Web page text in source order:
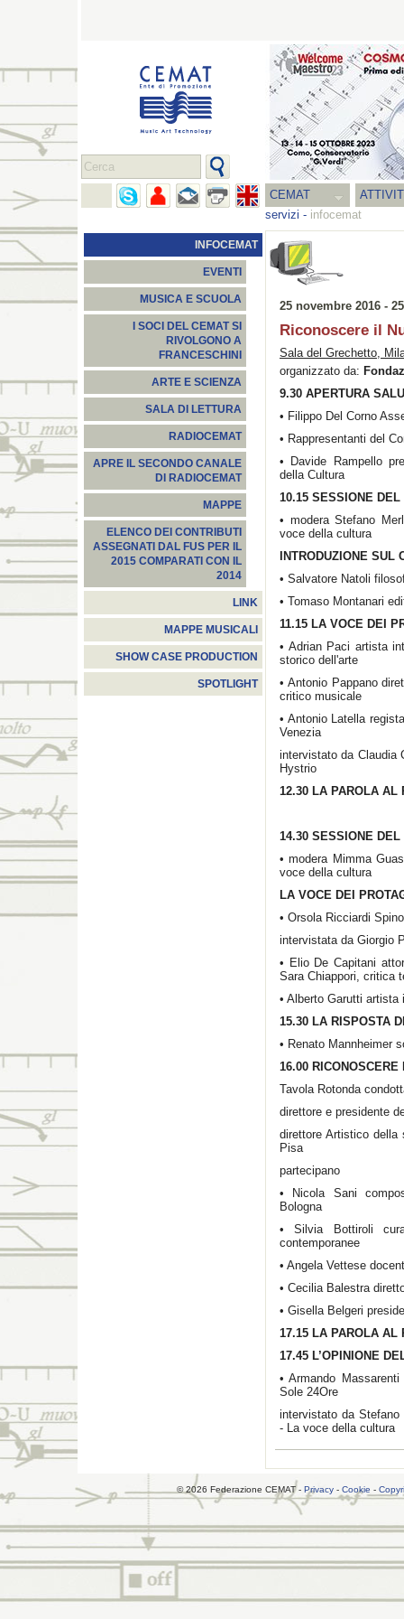
CEMAT
servizi - infocemat
INFOCEMAT
EVENTI
MUSICA E SCUOLA
I SOCI DEL CEMAT SI
RIVOLGONO A
FRANCESCHINI
ARTE E SCIENZA
SALA DI LETTURA
RADIOCEMAT
APRE IL SECONDO CANALE
DI RADIOCEMAT
MAPPE
ELENCO DEI CONTRIBUTI
ASSEGNATI DAL FUS PER IL
2015 COMPARATI CON IL
2014
LINK
MAPPE MUSICALI
SHOW CASE PRODUCTION
SPOTLIGHT
25 novembre 2016 -
Riconoscere il
Sala del Grechetto,
organizzato da:
9.30 APERTURA
• Filippo Del Corno
• Rappresentanti del
• Davide Rampello
della Cultura
10.15 SESSIONE DEL
• modera Stefano
voce della cultura
INTRODUZIONE SUL
• Salvatore Natoli
• Tomaso Montanari
11.15 LA VOCE DEI
• Adrian Paci artista
storico dell'arte
• Antonio Pappano
critico musicale
• Antonio Latella
Venezia
intervistato da Claudia
Hystrio
12.30 LA PAROLA AL
14.30 SESSIONE DEL
• modera Mimma
voce della cultura
LA VOCE DEI
• Orsola Ricciardi
intervistata da Giorgio
• Elio De Capitani
Sara Chiappori, critica
• Alberto Garutti
15.30 LA RISPOSTA
• Renato Mannheimer
16.00 RICONOSCERE
Tavola Rotonda
direttore e presidente
direttore Artistico della
Pisa
partecipano
• Nicola Sani
Bologna
• Silvia Bottiroli
contemporanee
• Angela Vettese
• Cecilia Balestra
• Gisella Belgeri
17.15 LA PAROLA AL
17.45 L’OPINIONE
• Armando
Sole 24Ore
intervistato da Stefano
- La voce della cultura
© 2026 Federazione CEMAT - Privacy- Cookie -